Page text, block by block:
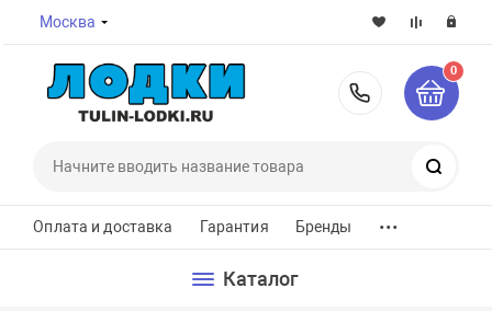
Москва
8-800-
0
Оплата и доставка Гарантия Бренды ...
Каталог